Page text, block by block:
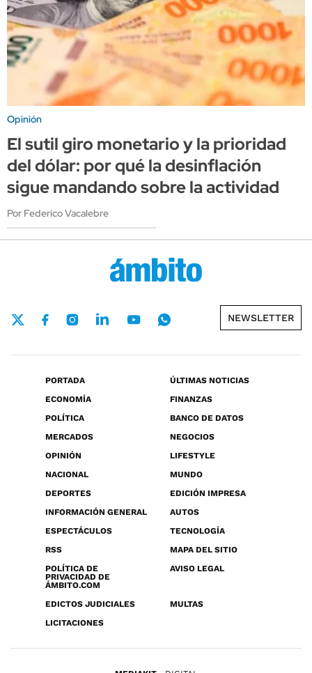
Opinión
El sutil giro monetario y la prioridad
del dólar: por qué la desinflación
sigue mandando sobre la actividad
Por Federico Vacalebre
NEWSLETTER
PORTADA
ÚLTIMAS NOTICIAS
ECONOMÍA
FINANZAS
POLÍTICA
BANCO DE DATOS
MERCADOS
NEGOCIOS
OPINIÓN
LIFESTYLE
NACIONAL
MUNDO
DEPORTES
EDICIÓN IMPRESA
INFORMACIÓN GENERAL
AUTOS
ESPECTÁCULOS
TECNOLOGÍA
RSS
MAPA DEL SITIO
POLÍTICA DE
PRIVACIDAD DE
ÁMBITO.COM
AVISO LEGAL
EDICTOS JUDICIALES
MULTAS
LICITACIONES